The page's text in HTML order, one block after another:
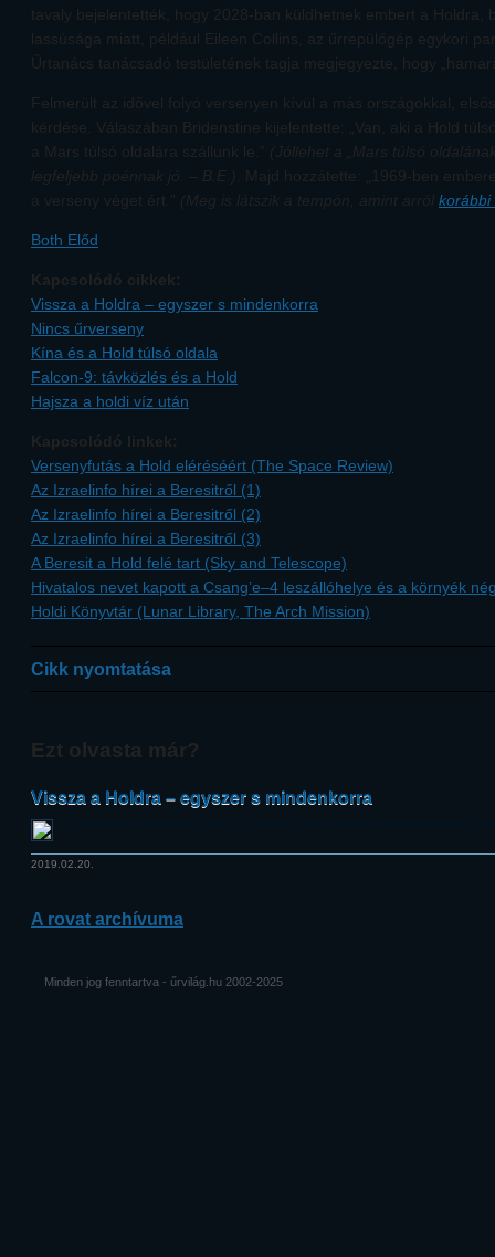
tavaly bejelentették, hogy 2028-ban küldhetnek embert a Holdra,
lassúsága miatt, például Eileen Collins, az űrrepülőgép egykori
Űrtanács tanácsadó testületének tagja megjegyezte, hogy
Felmerült az idővel folyó versenyen kívül a más országokkal,
kérdése. Válaszában Bridenstine kijelentette: „Van, aki a Hold
a Mars túlsó oldalára szállunk le.” (Jóllehet a „Mars túlsó
legfeljebb poénnak jó. – B.E.)
. Majd hozzátette: „1969-ben
a verseny véget ért.” (Meg is látszik a tempón, amint arról korábbi
Both Előd
Kapcsolódó cikkek:
Vissza a Holdra – egyszer s mindenkorra
Nincs űrverseny
Kína és a Hold túlsó oldala
Falcon-9: távközlés és a Hold
Hajsza a holdi víz után
Kapcsolódó linkek:
Versenyfutás a Hold eléréséért (The Space Review)
Az Izraelinfo hírei a Beresitről (1)
Az Izraelinfo hírei a Beresitről (2)
Az Izraelinfo hírei a Beresitről (3)
A Beresit a Hold felé tart (Sky and Telescope)
Hivatalos nevet kapott a Csang’e–4 leszállóhelye és a környék
Holdi Könyvtár (Lunar Library, The Arch Mission)
Cikk nyomtatása
Ezt olvasta már?
Vissza a Holdra – egyszer s mindenkorra
2019.02.20.
A rovat archívuma
Minden jog fenntartva - űrvilág.hu 2002-2025